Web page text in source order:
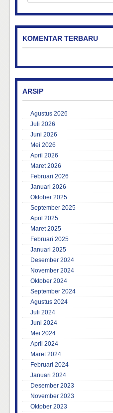
KOMENTAR TERBARU
ARSIP
Agustus 2026
Juli 2026
Juni 2026
Mei 2026
April 2026
Maret 2026
Februari 2026
Januari 2026
Oktober 2025
September 2025
April 2025
Maret 2025
Februari 2025
Januari 2025
Desember 2024
November 2024
Oktober 2024
September 2024
Agustus 2024
Juli 2024
Juni 2024
Mei 2024
April 2024
Maret 2024
Februari 2024
Januari 2024
Desember 2023
November 2023
Oktober 2023